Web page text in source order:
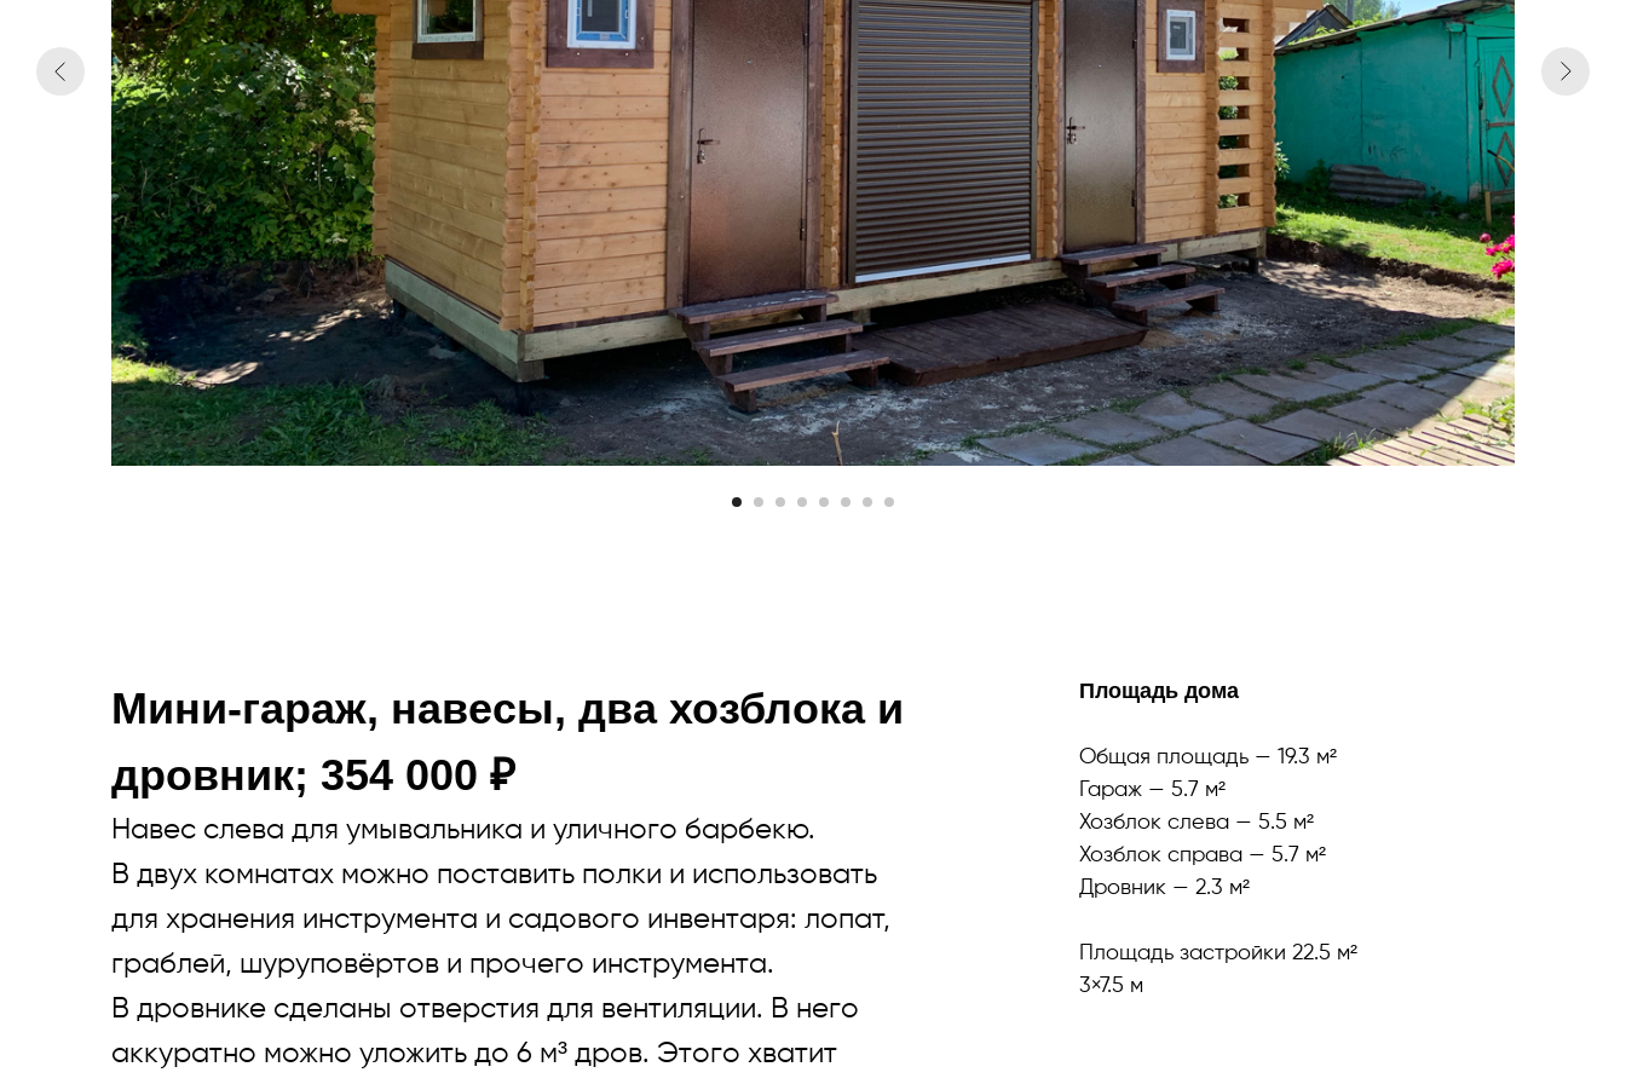
Мини-гараж, навесы, два хозблока и
дровник; 354 000 ₽
Навес слева для умывальника и уличного барбекю.
В двух комнатах можно поставить полки и использовать
для хранения инструмента и садового инвентаря: лопат,
граблей, шуруповёртов и прочего инструмента.
В дровнике сделаны отверстия для вентиляции. В него
аккуратно можно уложить до 6 м³ дров. Этого хватит
Площадь дома
Общая площадь — 19.3 м²
Гараж — 5.7 м²
Хозблок слева — 5.5 м²
Хозблок справа — 5.7 м²
Дровник — 2.3 м²
Площадь застройки 22.5 м²
3×7.5 м